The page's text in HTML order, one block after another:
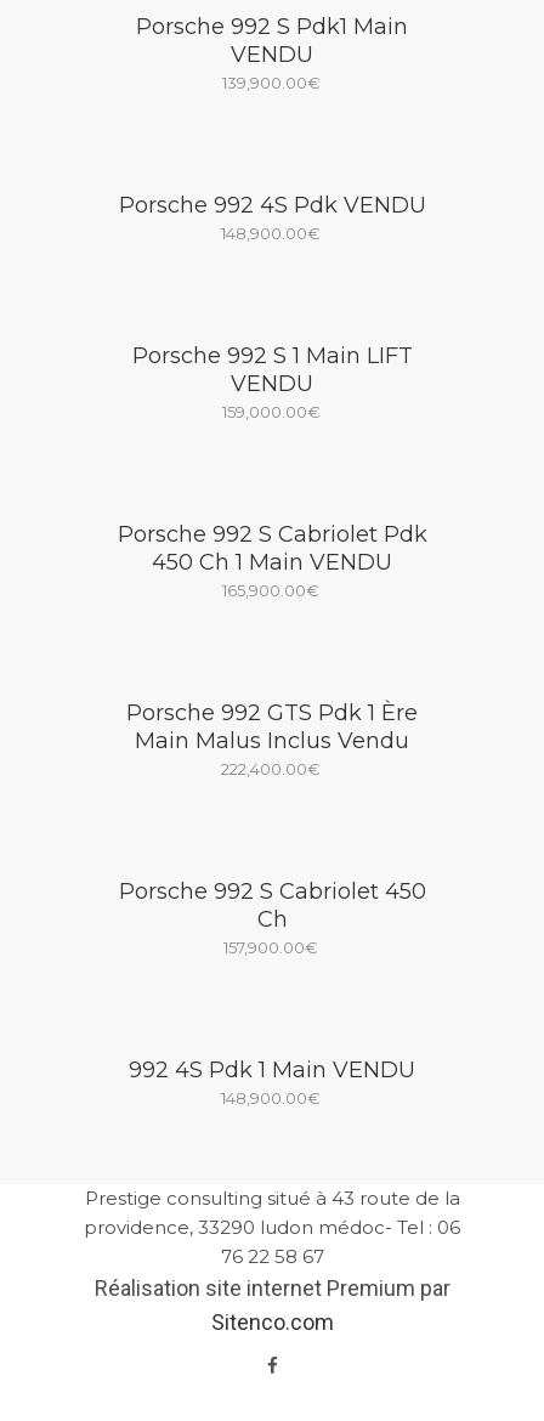
Porsche 992 S Pdk1 Main
VENDU
139,900.00€
Porsche 992 4S Pdk VENDU
148,900.00€
Porsche 992 S 1 Main LIFT
VENDU
159,000.00€
Porsche 992 S Cabriolet Pdk
450 Ch 1 Main VENDU
165,900.00€
Porsche 992 GTS Pdk 1 Ère
Main Malus Inclus Vendu
222,400.00€
Porsche 992 S Cabriolet 450
Ch
157,900.00€
992 4S Pdk 1 Main VENDU
148,900.00€
Prestige consulting situé à 43 route de la
providence, 33290 ludon médoc- Tel : 06
76 22 58 67
Réalisation site internet Premium par
Sitenco.com